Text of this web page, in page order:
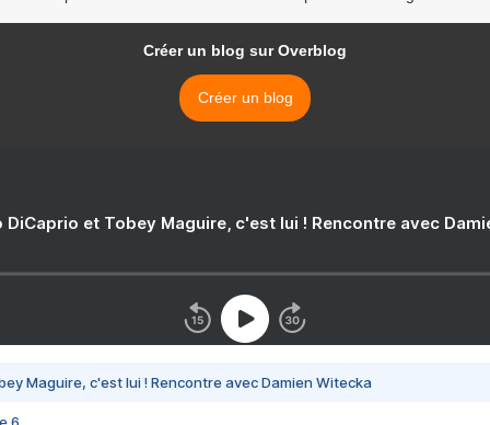
Créer un blog sur Overblog
Créer un blog
DiCaprio et Tobey Maguire, c'est lui ! Rencontre avec
Maguire, c'est lui ! Rencontre avec Damien Witecka